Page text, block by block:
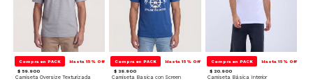
Compra en PACK Hasta 15% Off
$ 59.900
Camiseta Oversize Texturizada
Compra en PACK Hasta 15% Off
$ 39.900
Camiseta Basica con Screen
Compra en PACK Hasta 15% Off
$ 20.900
Camiseta Básica Interior